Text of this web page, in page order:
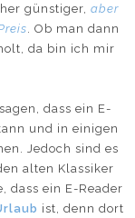
günstiger, aber
. Ob man dann
da bin ich mir
dass ein E-
und in einigen
Jedoch sind es
alten Klassiker
dass ein E-Reader
ist, denn dort